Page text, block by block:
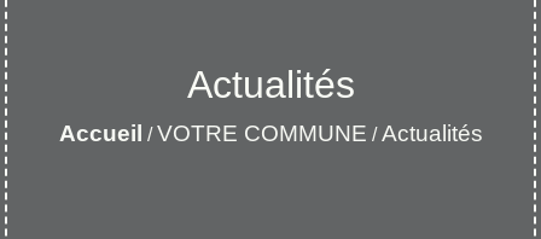
Actualités
Accueil /VOTRE COMMUNE /Actualités